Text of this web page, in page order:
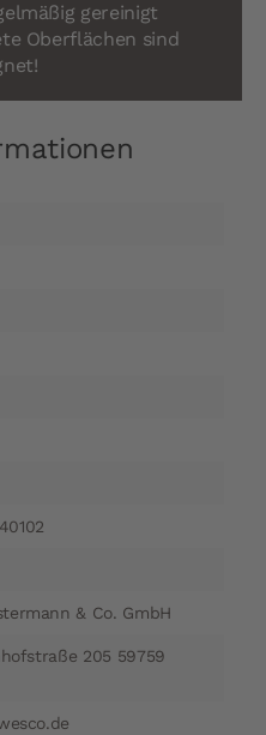
gereinigt
Oberflächen sind
& Co. GmbH
205 59759